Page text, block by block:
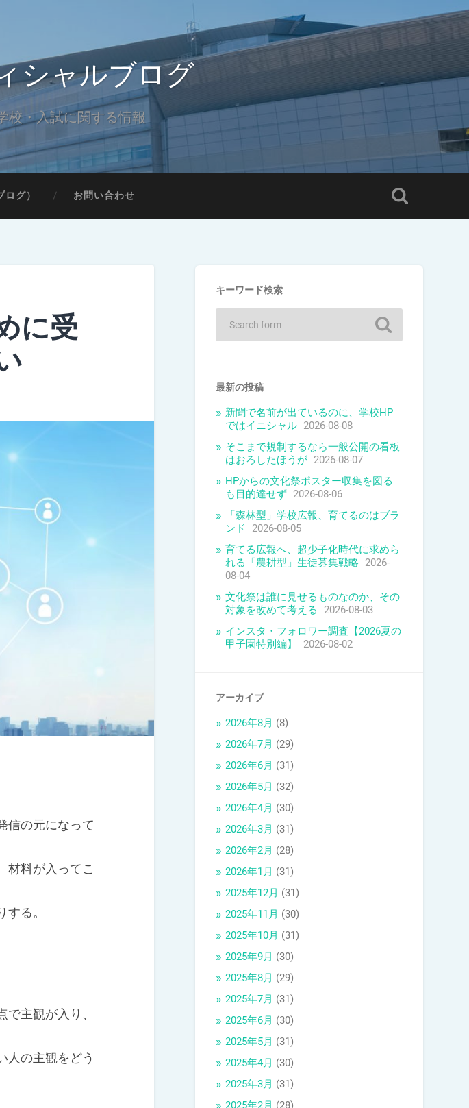
シャルブログ
校・入試に関する情報
グ） お問い合わせ
に受
信の元になって
材料が入ってこ
る。
主観が入り、
人の主観をどう
キーワード検索
最新の投稿
新聞で名前が出ているのに、学校HP
ではイニシャル 2026-08-08
そこまで規制するなら一般公開の看板
はおろしたほうが 2026-08-07
HPからの文化祭ポスター収集を図る
も目的達せず 2026-08-06
「森林型」学校広報、育てるのはブラ
ンド
2026-08-05
育てる広報へ、超少子化時代に求めら
れる「農耕型」生徒募集戦略 2026-
08-04
文化祭は誰に見せるものなのか、その
対象を改めて考える
2026-08-03
インスタ・フォロワー調査【2026夏の
甲子園特別編】
2026-08-02
アーカイブ
2026年8月 (8)
2026年7月 (29)
2026年6月 (31)
2026年5月 (32)
2026年4月 (30)
2026年3月 (31)
2026年2月 (28)
2026年1月 (31)
2025年12月 (31)
2025年11月 (30)
2025年10月 (31)
2025年9月 (30)
2025年8月 (29)
2025年7月 (31)
2025年6月 (30)
2025年5月 (31)
2025年4月 (30)
2025年3月 (31)
2025年2月 (28)